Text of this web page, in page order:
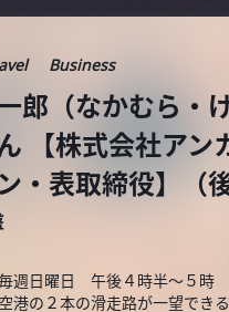
Business
郎（なかむら・
【株式会社アン
・表取締役】（後
週日曜日 午後４時半～５時
港の２本の滑走路が一望でき